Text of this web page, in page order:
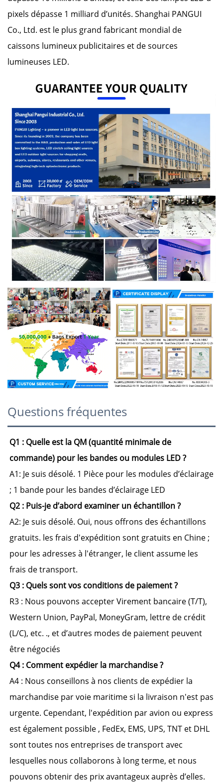
pixels dépasse 1 milliard d’unités. Shanghai PANGUI
Co., Ltd. est le plus grand fabricant mondial de
caissons lumineux publicitaires et de sources
lumineuses LED.
Questions fréquentes
Q1 : Quelle est la QM (quantité minimale de
commande) pour les bandes ou modules LED ?
A1: Je suis désolé. 1 Pièce pour les modules d’éclairage
; 1 bande pour les bandes d’éclairage LED
Q2 : Puis-je d’abord examiner un échantillon ?
A2: Je suis désolé. Oui, nous offrons des échantillons
gratuits. les frais d'expédition sont gratuits en Chine ;
pour les adresses à l'étranger, le client assume les
frais de transport.
Q3 : Quels sont vos conditions de paiement ?
R3 : Nous pouvons accepter Virement bancaire (T/T),
Western Union, PayPal, MoneyGram, lettre de crédit
(L/C), etc. ., et d’autres modes de paiement peuvent
être négociés
Q4 : Comment expédier la marchandise ?
A4 : Nous conseillons à nos clients de expédier la
marchandise par voie maritime si la livraison n'est pas
urgente. Cependant, l'expédition par avion ou express
est également possible ,
sont toutes nos entreprises de transport avec
lesquelles nous collaborons à long terme, et nous
pouvons obtenir des prix avantageux auprès d’elles.